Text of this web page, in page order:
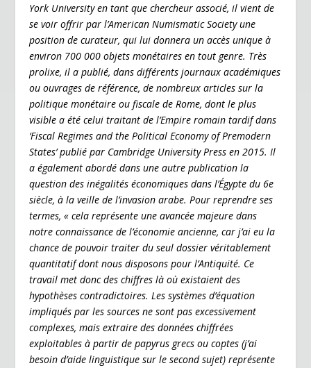
York University en tant que chercheur associé, il vient de
se voir offrir par l’American Numismatic Society une
position de curateur, qui lui donnera un accès unique à
environ 700 000 objets monétaires en tout genre. Très
prolixe, il a publié, dans différents journaux académiques
ou ouvrages de référence, de nombreux articles sur la
politique monétaire ou fiscale de Rome, dont le plus
visible a été celui traitant de l’Empire romain tardif dans
‘Fiscal Regimes and the Political Economy of Premodern
States’ publié par Cambridge University Press en 2015. Il
a également abordé dans une autre publication la
question des inégalités économiques dans l’Égypte du 6e
siècle, à la veille de l’invasion arabe. Pour reprendre ses
termes, « cela représente une avancée majeure dans
notre connaissance de l’économie ancienne, car j’ai eu la
chance de pouvoir traiter du seul dossier véritablement
quantitatif dont nous disposons pour l’Antiquité. Ce
travail met donc des chiffres là où existaient des
hypothèses contradictoires. Les systèmes d’équation
impliqués par les sources ne sont pas excessivement
complexes, mais extraire des données chiffrées
exploitables à partir de papyrus grecs ou coptes (j’ai
besoin d’aide linguistique sur le second sujet) représente